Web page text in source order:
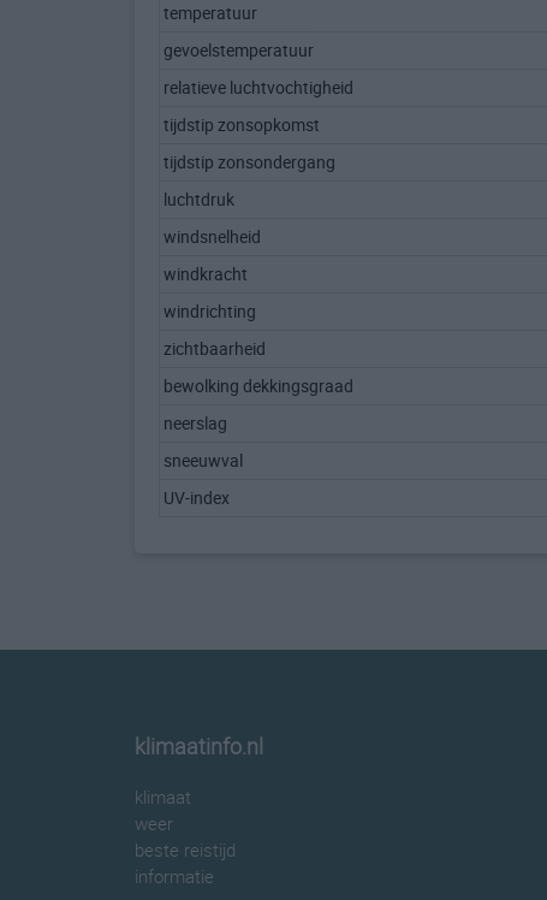
temperatuur
gevoelstemperatuur
relatieve luchtvochtigheid
tijdstip zonsopkomst
tijdstip zonsondergang
luchtdruk
windsnelheid
windkracht
windrichting
zichtbaarheid
bewolking dekkingsgraad
neerslag
sneeuwval
UV-index
klimaatinfo.nl
klimaat
weer
beste reistijd
informatie